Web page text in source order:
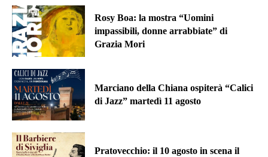
Rosy Boa: la mostra “Uomini
impassibili, donne arrabbiate” di
Grazia Mori
Marciano della Chiana ospiterà “Calici
di Jazz” martedì 11 agosto
Pratovecchio: il 10 agosto in scena il